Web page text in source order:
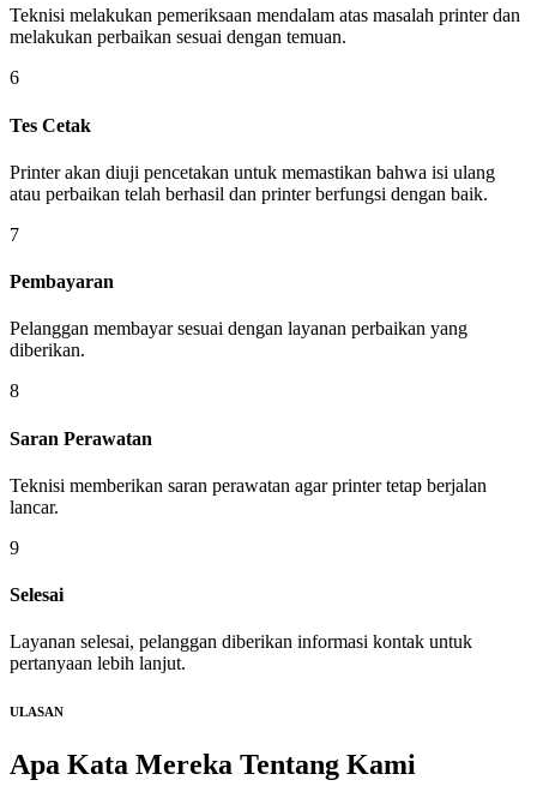
Teknisi melakukan pemeriksaan mendalam atas masalah printer dan
melakukan perbaikan sesuai dengan temuan.
6
Tes Cetak
Printer akan diuji pencetakan untuk memastikan bahwa isi ulang
atau perbaikan telah berhasil dan printer berfungsi dengan baik.
7
Pembayaran
Pelanggan membayar sesuai dengan layanan perbaikan yang
diberikan.
8
Saran Perawatan
Teknisi memberikan saran perawatan agar printer tetap berjalan
lancar.
9
Selesai
Layanan selesai, pelanggan diberikan informasi kontak untuk
pertanyaan lebih lanjut.
ULASAN
Apa Kata Mereka Tentang Kami